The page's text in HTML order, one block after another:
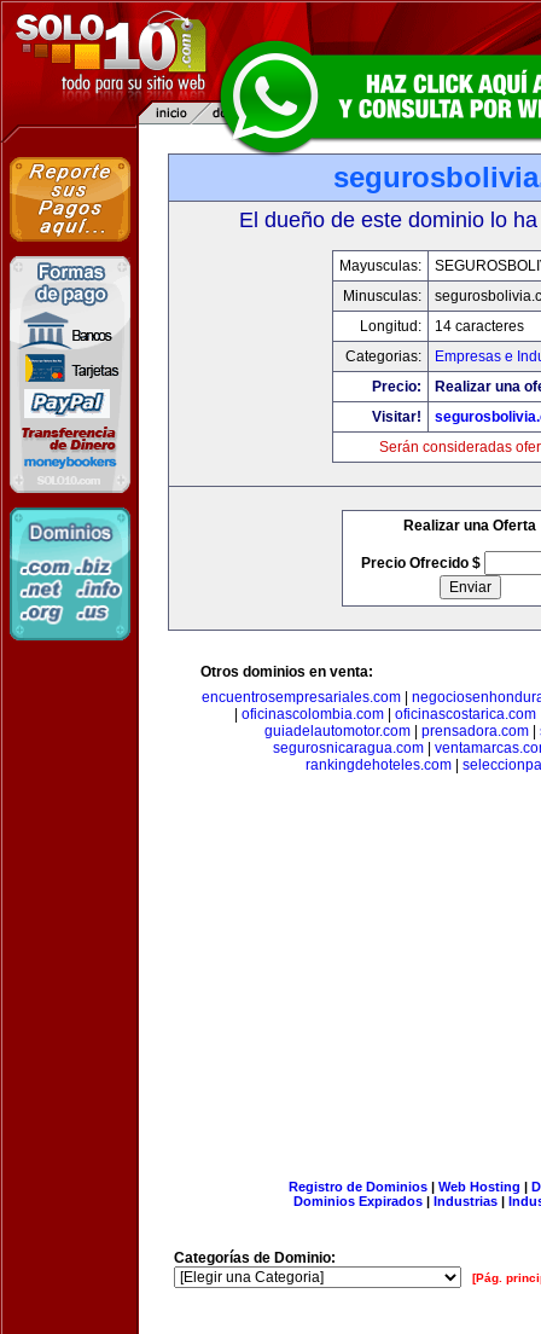
El dueño de este dominio lo
Mayusculas:
Minusculas:
Longitud:
14 caracteres
Categorias:
Empresas e
Precio:
Realizar una
Visitar!
Serán consideradas
Realizar una Oferta
Precio Ofrecido $
Otros dominios en venta:
encuentrosempresariales.com|
oficinascolombia.com| oficinascostarica.com
guiadelautomotor.com
prensadora.com
segurosnicaragua.com
rankingdehoteles.com|
Registro de Dominios| Web Hosting |
Dominios Expirados | Industrias |
Categorías de Dominio:
[Pág.